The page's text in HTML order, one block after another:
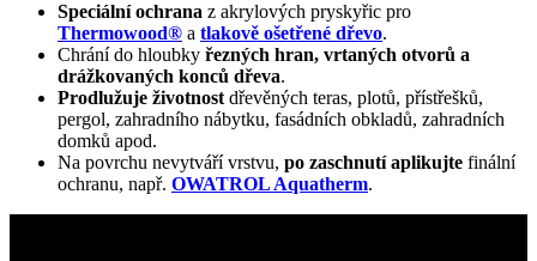
Speciální ochrana z akrylových pryskyřic pro
Thermowood® a tlakově ošetřené dřevo.
Chrání do hloubky řezných hran, vrtaných otvorů a
drážkovaných konců dřeva.
Prodlužuje životnost dřevěných teras, plotů, přístřešků,
pergol, zahradního nábytku, fasádních obkladů, zahradních
domků apod.
Na povrchu nevytváří vrstvu, po zaschnutí aplikujte finální
ochranu, např. OWATROL Aquatherm.